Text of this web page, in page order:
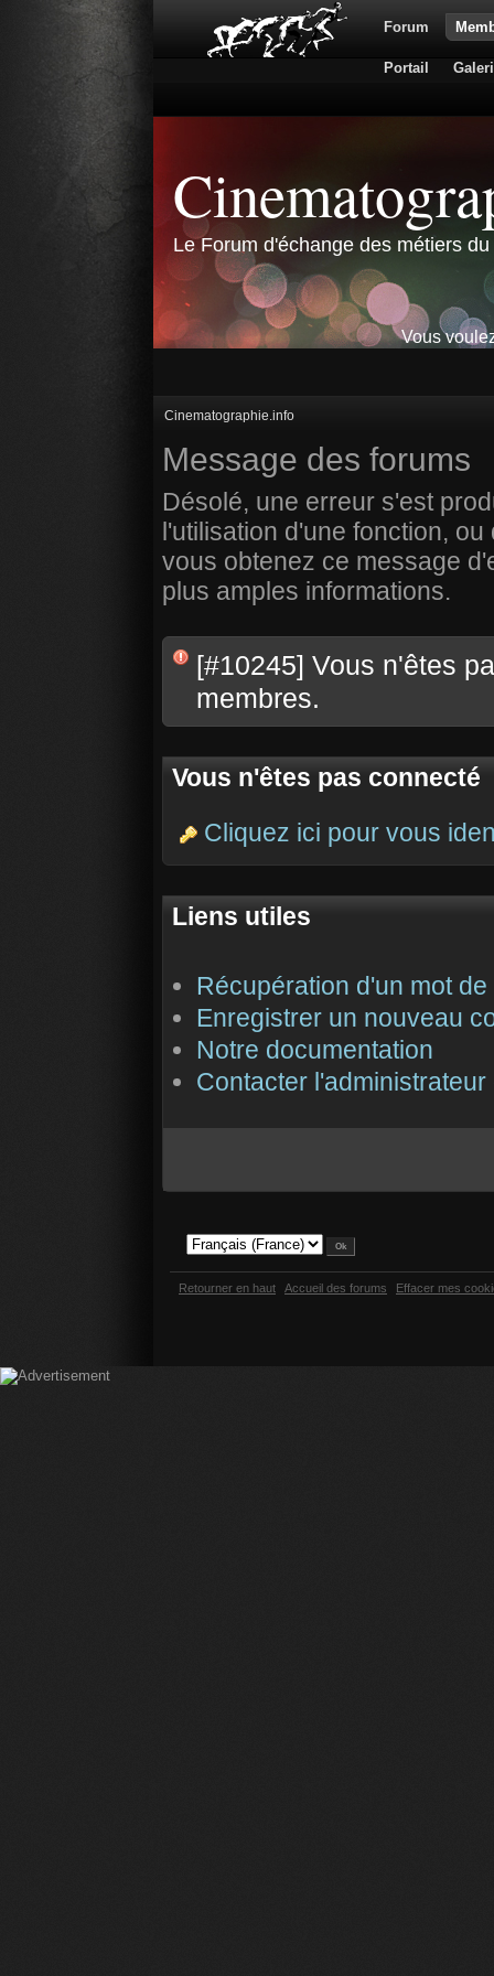
Forum
Portail
Le Forum d'échange des métiers
Vous
Cinematographie.info
Message des forums
Désolé, une erreur s'est
l'utilisation d'une fonction,
vous obtenez ce message
plus amples informations.
[#10245] Vous n'êtes
membres.
Vous n'êtes pas connecté
Cliquez ici pour vous
Liens utiles
Récupération d'un mot
Enregistrer un nouveau
Notre documentation
Contacter
Retourner en haut Accueil des forums Effacer mes